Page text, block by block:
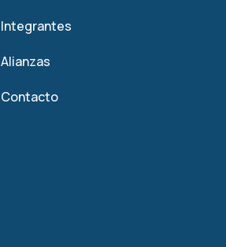
Integrantes
Alianzas
Contacto